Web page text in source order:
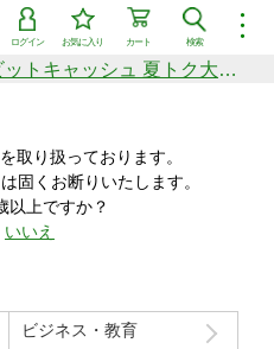
︙
検索
カート
お気に入り
ログイン
シリーズ
新着セール中商品
価格の高い順
総額50万円分が当たる！ビットキャッシュ 夏トク大感謝祭
取り扱っております。
固くお断りいたします。
以上ですか？
いいえ
ビジネス・教育